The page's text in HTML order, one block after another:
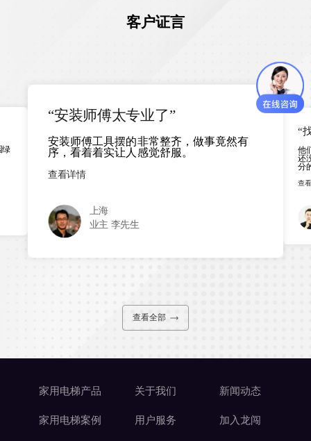
客户证言
绿
“安装师傅太专业了”
安装师傅工具摆的非常整齐，做事竟然有
序，看着着实让人感觉舒服。
查看详情
上海
业主 李先生
“
他
还
分
查
查看全部
家用电梯产品 关于我们 新闻动态
家用电梯案例 用户服务 加入龙闯